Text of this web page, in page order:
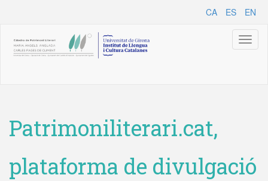
CA ES EN
Patrimoniliterari.cat,
plataforma de divulgació